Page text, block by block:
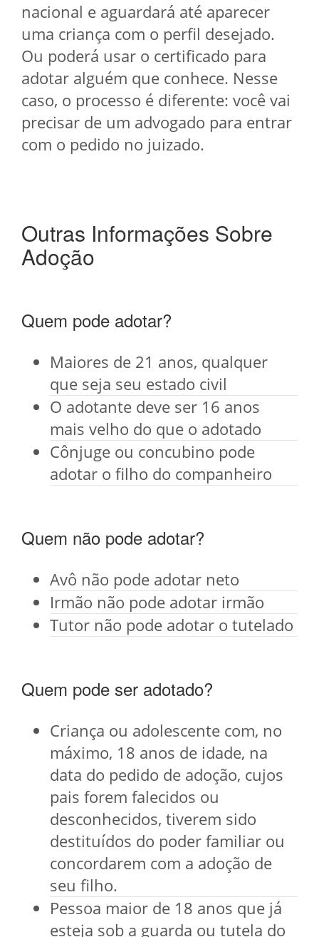
nacional e aguardará até aparecer
uma criança com o perfil desejado.
Ou poderá usar o certificado para
adotar alguém que conhece. Nesse
caso, o processo é diferente: você vai
precisar de um advogado para entrar
com o pedido no juizado.
Outras Informações Sobre
Adoção
Quem pode adotar?
Maiores de 21 anos, qualquer
que seja seu estado civil
O adotante deve ser 16 anos
mais velho do que o adotado
Cônjuge ou concubino pode
adotar o filho do companheiro
Quem não pode adotar?
Avô não pode adotar neto
Irmão não pode adotar irmão
Tutor não pode adotar o tutelado
Quem pode ser adotado?
Criança ou adolescente com, no
máximo, 18 anos de idade, na
data do pedido de adoção, cujos
pais forem falecidos ou
desconhecidos, tiverem sido
destituídos do poder familiar ou
concordarem com a adoção de
seu filho.
Pessoa maior de 18 anos que já
esteja sob a guarda ou tutela do